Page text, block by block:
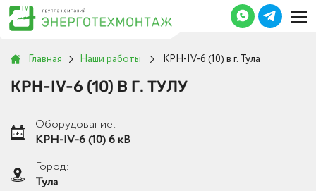
Главная Наши работы КРН-IV-6 (10) в г. Тула
КРН-IV-6 (10) В Г. ТУЛУ
Оборудование:
КРН-IV-6 (10) 6 кВ
Город:
Тула